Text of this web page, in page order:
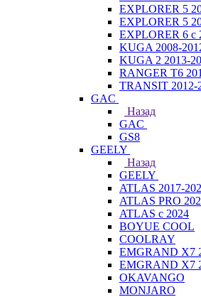
EXPLORER 5
EXPLORER 5
EXPLORER 6 с
KUGA 2008-
KUGA 2 2013-
RANGER T6
TRANSIT 2012-
GAC
Назад
GAC
GS8
GEELY
Назад
GEELY
ATLAS 2017-
ATLAS PRO
ATLAS с 2024
BOYUE COOL
COOLRAY
EMGRAND X7
EMGRAND X7
OKAVANGO
MONJARO